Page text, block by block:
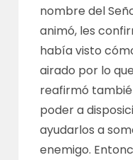
nombre del
animó, les
había visto
airado por lo
reafirmó
poder a
ayudarlos a
enemigo.